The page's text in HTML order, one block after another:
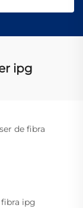
ipg
de fibra
ipg